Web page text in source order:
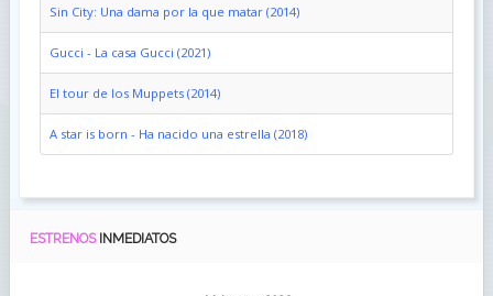
Sin City: Una dama por la que matar (2014)
Gucci - La casa Gucci (2021)
El tour de los Muppets (2014)
A star is born - Ha nacido una estrella (2018)
ESTRENOS INMEDIATOS